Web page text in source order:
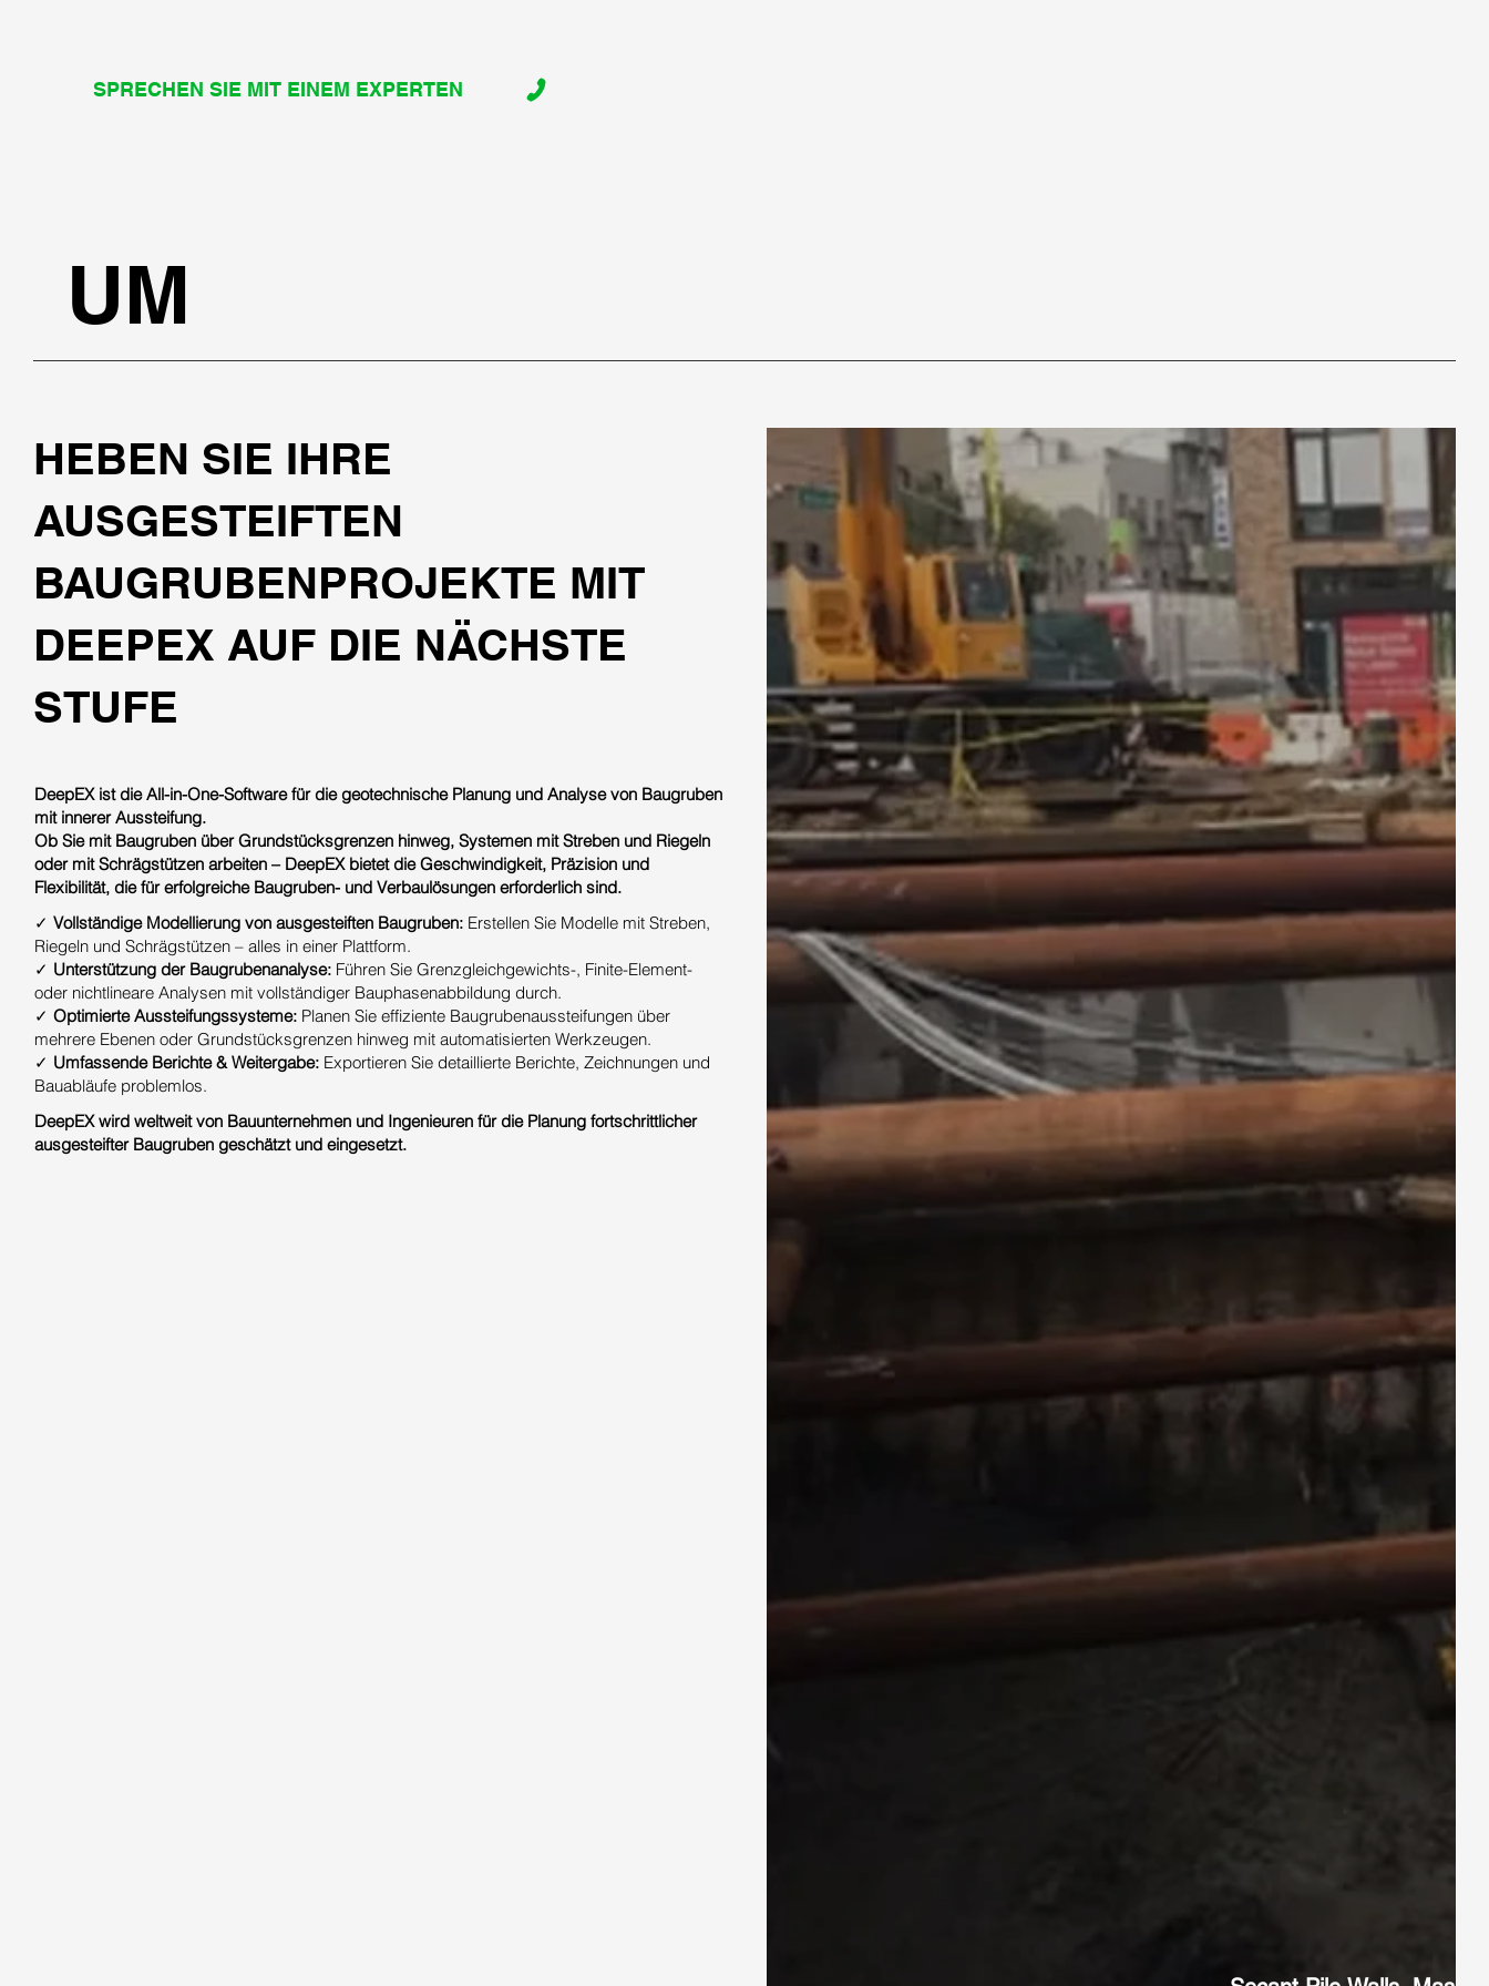
SPRECHEN SIE MIT EINEM EXPERTEN
UM
HEBEN SIE IHRE
AUSGESTEIFTEN
BAUGRUBENPROJEKTE MIT
DEEPEX AUF DIE NÄCHSTE
STUFE
DeepEX ist die All-in-One-Software für die geotechnische Planung und Analyse von Baugruben
mit innerer Aussteifung.
Ob Sie mit Baugruben über Grundstücksgrenzen hinweg, Systemen mit Streben und Riegeln
oder mit Schrägstützen arbeiten – DeepEX bietet die Geschwindigkeit, Präzision und
Flexibilität, die für erfolgreiche Baugruben- und Verbaulösungen erforderlich sind.
✓ Vollständige Modellierung von ausgesteiften Baugruben:Erstellen Sie Modelle mit Streben,
Riegeln und Schrägstützen – alles in einer Plattform.
✓ Unterstützung der Baugrubenanalyse:Führen Sie Grenzgleichgewichts-, Finite-Element-
oder nichtlineare Analysen mit vollständiger Bauphasenabbildung durch.
✓ Optimierte Aussteifungssysteme:Planen Sie effiziente Baugrubenaussteifungen über
mehrere Ebenen oder Grundstücksgrenzen hinweg mit automatisierten Werkzeugen.
✓ Umfassende Berichte & Weitergabe:Exportieren Sie detaillierte Berichte, Zeichnungen und
Bauabläufe problemlos.
DeepEX wird weltweit von Bauunternehmen und Ingenieuren für die Planung fortschrittlicher
ausgesteifter Baugruben geschätzt und eingesetzt.